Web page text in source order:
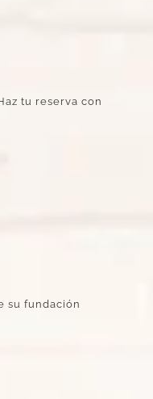
tu reserva con
su fundación